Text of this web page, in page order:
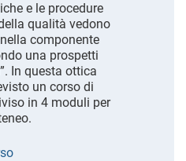
e le procedure
qualità vedono
componente
una prospetti
In questa ottica
un corso di
in 4 moduli per